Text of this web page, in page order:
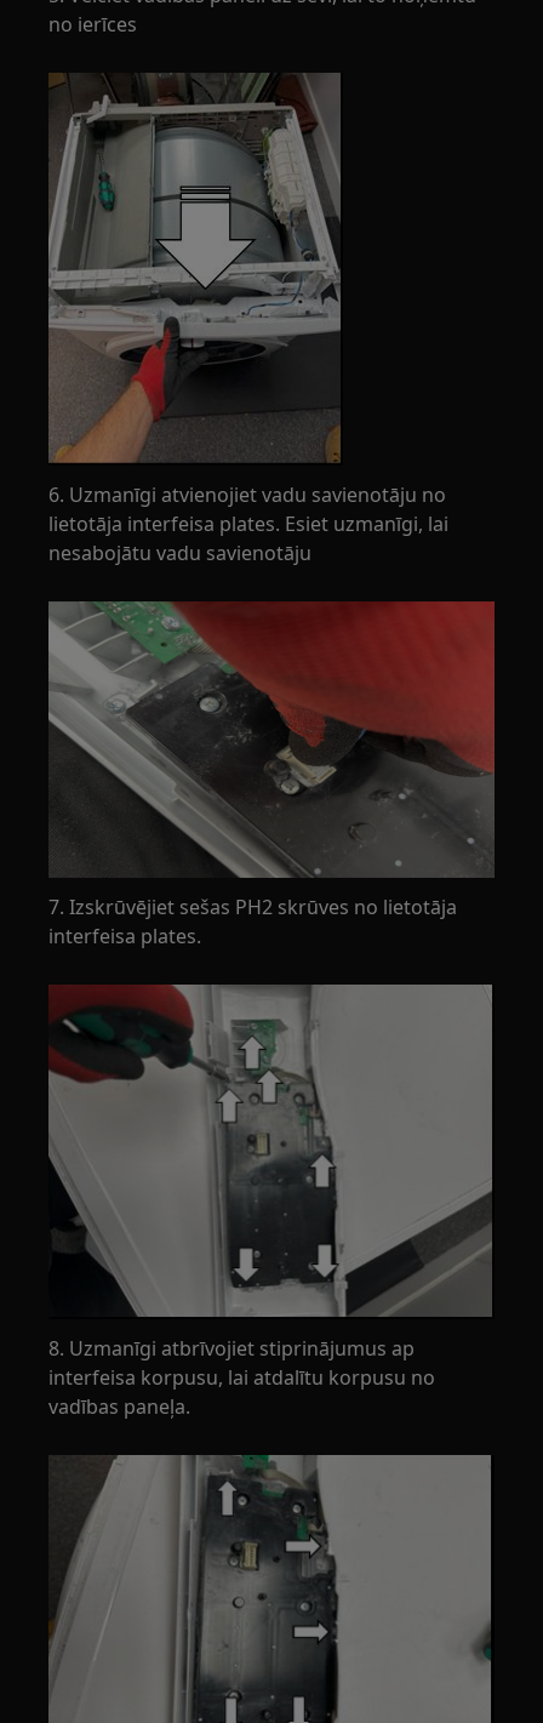
no ierīces
6. Uzmanīgi atvienojiet vadu savienotāju no
lietotāja interfeisa plates. Esiet uzmanīgi, lai
nesabojātu vadu savienotāju
7. Izskrūvējiet sešas PH2 skrūves no lietotāja
interfeisa plates.
8. Uzmanīgi atbrīvojiet stiprinājumus ap
interfeisa korpusu, lai atdalītu korpusu no
vadības paneļa.